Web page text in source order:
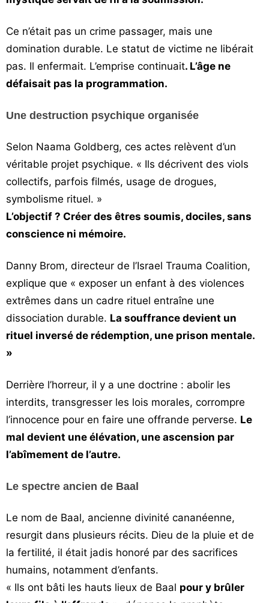
Ce n’était pas un crime passager, mais une
domination durable. Le statut de victime ne libérait
pas. Il enfermait. L’emprise continuait. L’âge ne
défaisait pas la programmation.
Une destruction psychique organisée
Selon Naama Goldberg, ces actes relèvent d’un
véritable projet psychique. « Ils décrivent des viols
collectifs, parfois filmés, usage de drogues,
symbolisme rituel. »
L’objectif ? Créer des êtres soumis, dociles, sans
conscience ni mémoire.
Danny Brom, directeur de l’Israel Trauma Coalition,
explique que « exposer un enfant à des violences
extrêmes dans un cadre rituel entraîne une
dissociation durable. La souffrance devient un
rituel inversé de rédemption, une prison mentale.
»
Derrière l’horreur, il y a une doctrine : abolir les
interdits, transgresser les lois morales, corrompre
l’innocence pour en faire une offrande perverse. Le
mal devient une élévation, une ascension par
l’abîmement de l’autre.
Le spectre ancien de Baal
Le nom de Baal, ancienne divinité cananéenne,
resurgit dans plusieurs récits. Dieu de la pluie et de
la fertilité, il était jadis honoré par des sacrifices
humains, notamment d’enfants.
« Ils ont bâti les hauts lieux de Baal pour y brûler